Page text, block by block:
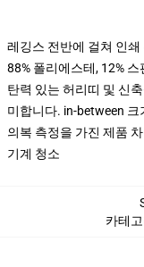
레깅스 전반에 걸쳐 인쇄
88% 폴리에스테, 12%
탄력 있는 허리띠 및 신
미합니다. in-between 크
의복 측정을 가진 제품
기계 청소
카테